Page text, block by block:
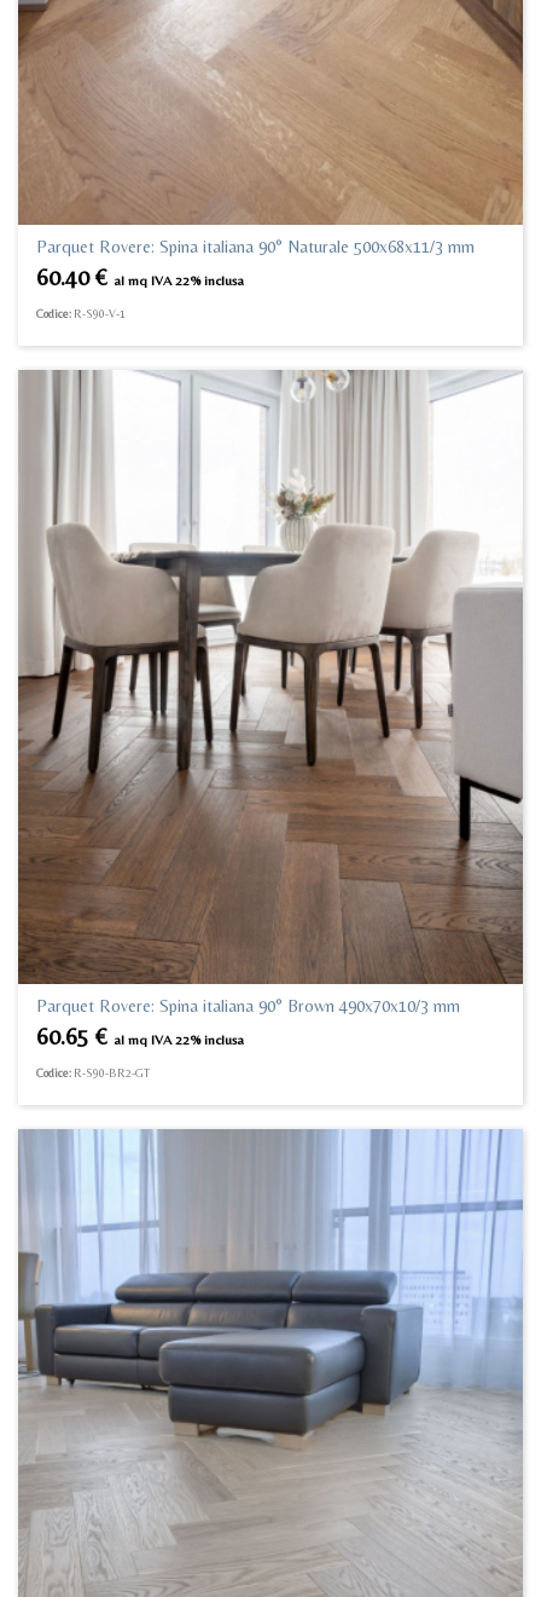
Parquet Rovere: Spina italiana 90° Naturale 500x68x11/3 mm
60.40€ al mq IVA 22% inclusa
Codice: R-S90-V-1
Parquet Rovere: Spina italiana 90° Brown 490x70x10/3 mm
60.65 € al mq IVA 22% inclusa
Codice: R-S90-BR2-GT